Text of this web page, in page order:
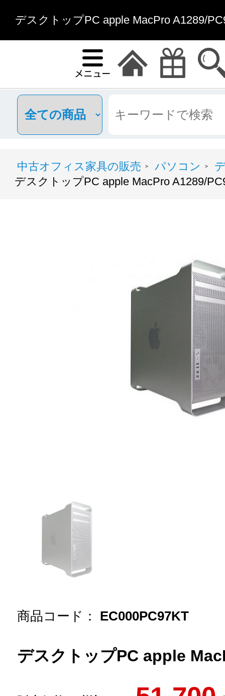
デスクトップPC apple MacPro A1289/
中古オフィス家具の販売 > パソコン >
デスクトップPC apple MacPro A1289/
商品コード： EC000PC97KT
デスクトップPC apple